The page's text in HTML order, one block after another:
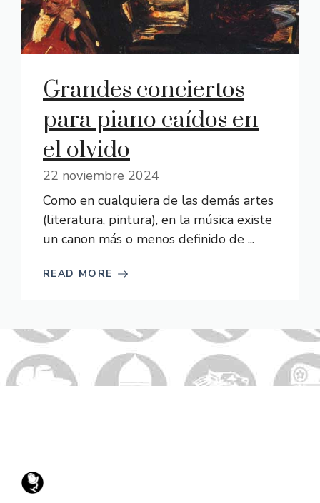
Grandes conciertos
para piano caídos en
el olvido
22 noviembre 2024
Como en cualquiera de las demás artes
(literatura, pintura), en la música existe
un canon más o menos definido de ...
READ MORE